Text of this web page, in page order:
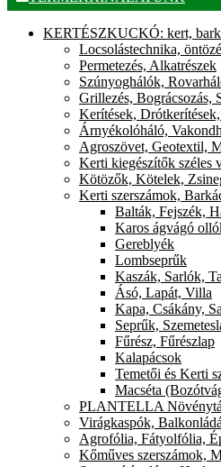
KERTÉSZKUCKÓ: kert,
Locsolástechnika,
Permetezés, Alkatrészek
Szúnyoghálók,
Grillezés, Bográcsozás,
Kerítések,
Árnyékolóháló,
Agroszövet, Geotextil,
Kerti kiegészítők széles
Kötözők, Kötelek,
Kerti szerszámok,
Balták, Fejszék,
Karos ágvágó
Gereblyék
Lombseprűk
Kaszák, Sarlók,
Ásó, Lapát, Villa
Kapa, Csákány,
Seprűk,
Fűrész, Fűrészlap
Kalapácsok
Temetői és Kerti
Macséta
PLANTELLA
Virágkaspók,
Agrofólia, Fátyolfólia,
Kőműves szerszámok,